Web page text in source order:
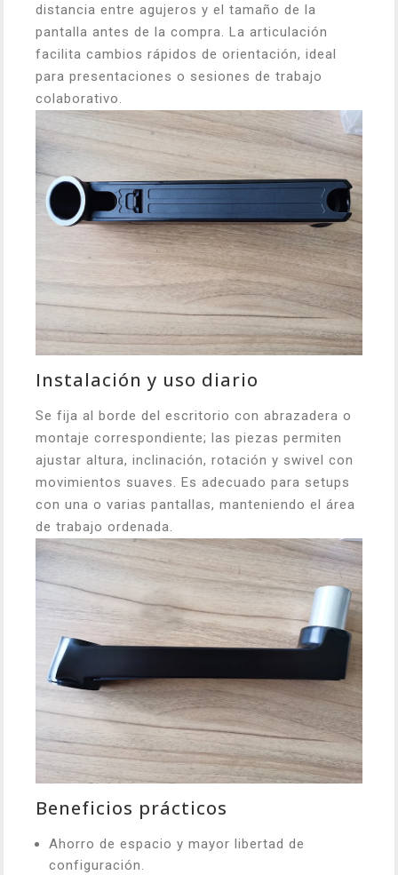
distancia entre agujeros y el tamaño de la
pantalla antes de la compra. La articulación
facilita cambios rápidos de orientación, ideal
para presentaciones o sesiones de trabajo
colaborativo.
Instalación y uso diario
Se fija al borde del escritorio con abrazadera o
montaje correspondiente; las piezas permiten
ajustar altura, inclinación, rotación y swivel con
movimientos suaves. Es adecuado para setups
con una o varias pantallas, manteniendo el área
de trabajo ordenada.
Beneficios prácticos
Ahorro de espacio y mayor libertad de
configuración.